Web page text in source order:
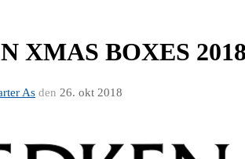
XMAS BOXES
As den 26. okt 2018